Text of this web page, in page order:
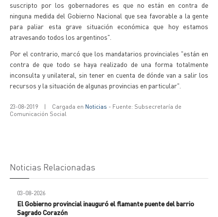
suscripto por los gobernadores es que no están en contra de
ninguna medida del Gobierno Nacional que sea favorable a la gente
para paliar esta grave situación económica que hoy estamos
atravesando todos los argentinos".
Por el contrario, marcó que los mandatarios provinciales "están en
contra de que todo se haya realizado de una forma totalmente
inconsulta y unilateral, sin tener en cuenta de dónde van a salir los
recursos y la situación de algunas provincias en particular".
23-08-2019 | Cargada en Noticias - Fuente: Subsecretaría de
Comunicación Social
Noticias Relacionadas
03-08-2026
El Gobierno provincial inauguró el flamante puente del barrio
Sagrado Corazón